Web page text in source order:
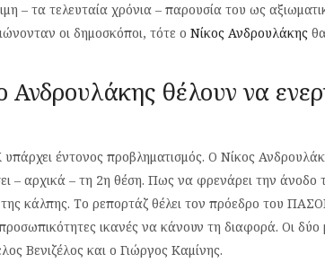
– τα τελευταία χρόνια – παρουσία του ως
οι δημοσκόποι, τότε ο Νίκος Ανδρουλάκης
θέλουν να
έντονος προβληματισμός. Ο Νίκος
– αρχικά – τη 2η θέση. Πως να φρενάρει την άνοδο
κάλπης. Το ρεπορτάζ θέλει τον πρόεδρο του
ικανές να κάνουν τη διαφορά. Οι δύο
Βενιζέλος και ο Γιώργος Καμίνης.